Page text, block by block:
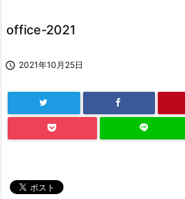
office-2021
 2021年10月25日